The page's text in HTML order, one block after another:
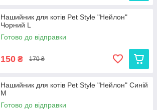
Нашийник для котів Pet Style "Нейлон"
Чорний L
Готово до відправки
150 ₴ 170 ₴
Нашийник для котів Pet Style "Нейлон" Синій
M
Готово до відправки